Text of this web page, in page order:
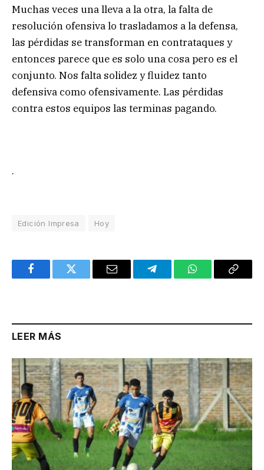
Muchas veces una lleva a la otra, la falta de
resolución ofensiva lo trasladamos a la defensa,
las pérdidas se transforman en contrataques y
entonces parece que es solo una cosa pero es el
conjunto. Nos falta solidez y fluidez tanto
defensiva como ofensivamente. Las pérdidas
contra estos equipos las terminas pagando.
.
Edición Impresa Hoy
FacebookTwitter Email TelegramWhatsAppCopy
LEER MÁS